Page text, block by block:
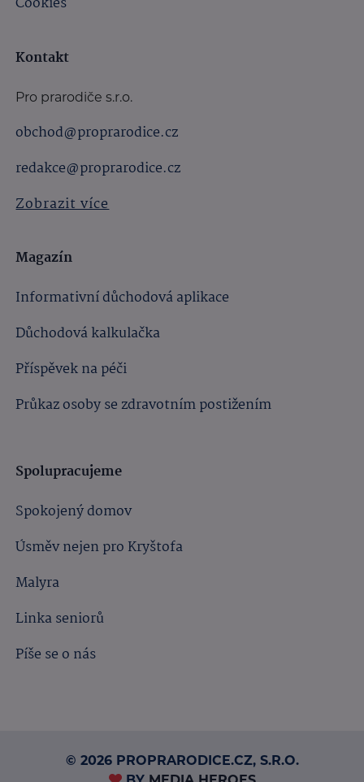
Kontakt
Pro prarodiče s.r.o.
obchod@proprarodice.cz
redakce@proprarodice.cz
Zobrazit více
Magazín
Informativní důchodová aplikace
Důchodová kalkulačka
Příspěvek na péči
Průkaz osoby se zdravotním postižením
Spolupracujeme
Spokojený domov
Úsměv nejen pro Kryštofa
Malyra
Linka seniorů
Píše se o nás
© 2026 PROPRARODICE.CZ, S.R.O.